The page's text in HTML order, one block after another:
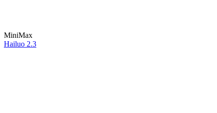
MiniMax
Hailuo 2.3